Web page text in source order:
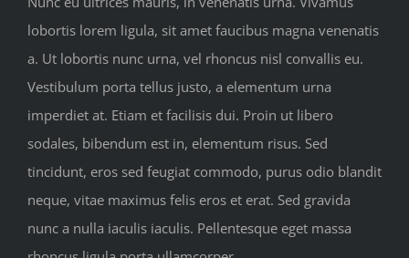
lobortis lorem ligula, sit amet faucibus magna venenatis
a. Ut lobortis nunc urna, vel rhoncus nisl convallis eu.
Vestibulum porta tellus justo, a elementum urna
imperdiet at. Etiam et facilisis dui. Proin ut libero
sodales, bibendum est in, elementum risus. Sed
tincidunt, eros sed feugiat commodo, purus odio blandit
neque, vitae maximus felis eros et erat. Sed gravida
nunc a nulla iaculis iaculis. Pellentesque eget massa